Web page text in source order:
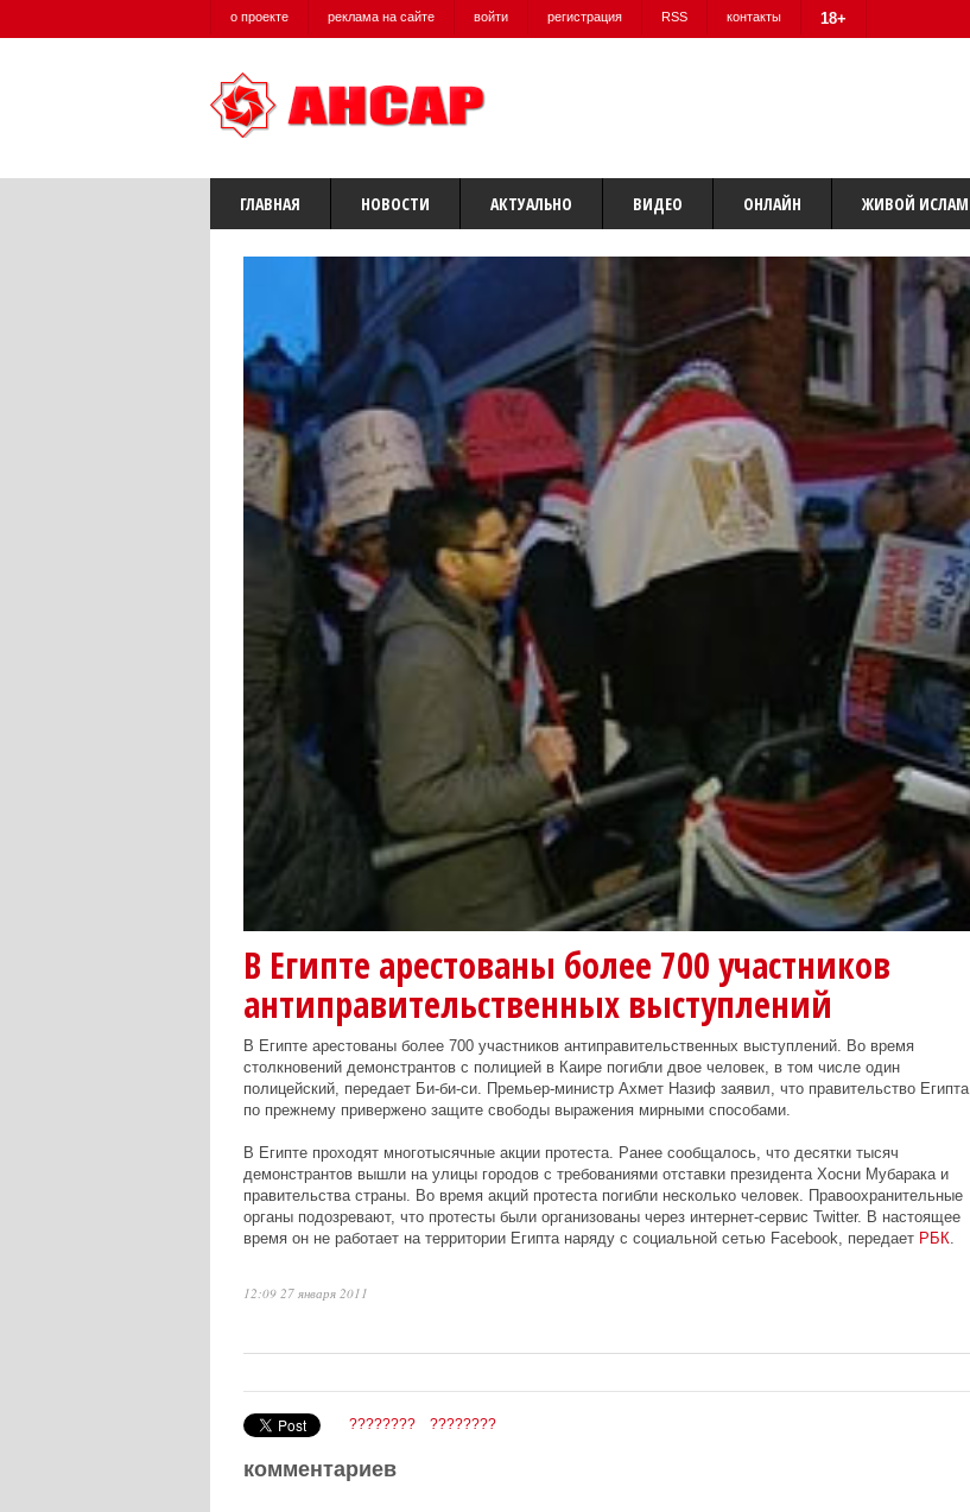
о проекте реклама на сайте войти регистрация RSS контакты 18+
ГЛАВНАЯ НОВОСТИ АКТУАЛЬНО ВИДЕО ОНЛАЙН ЖИВОЙ ИСЛАМ
В Египте арестованы более 700 участников
антиправительственных выступлений
В Египте арестованы более 700 участников антиправительственных выступлений. Во время
столкновений демонстрантов с полицией в Каире погибли двое человек, в том числе один
полицейский, передает Би-би-си. Премьер-министр Ахмет Назиф заявил, что правительство Египта
по прежнему привержено защите свободы выражения мирными способами.
В Египте проходят многотысячные акции протеста. Ранее сообщалось, что десятки тысяч
демонстрантов вышли на улицы городов с требованиями отставки президента Хосни Мубарака и
правительства страны. Во время акций протеста погибли несколько человек. Правоохранительные
органы подозревают, что протесты были организованы через интернет-сервис Twitter. В настоящее
время он не работает на территории Египта наряду с социальной сетью Facebook, передает РБК.
12:09 27 января 2011
???????? ????????
комментариев